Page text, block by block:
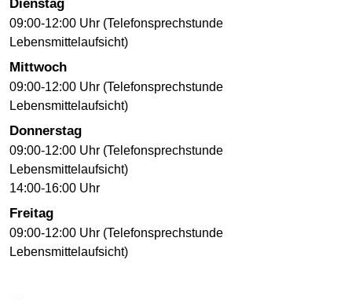
Dienstag
09:00-12:00 Uhr (Telefonsprechstunde
Lebensmittelaufsicht)
Mittwoch
09:00-12:00 Uhr (Telefonsprechstunde
Lebensmittelaufsicht)
Donnerstag
09:00-12:00 Uhr (Telefonsprechstunde
Lebensmittelaufsicht)
14:00-16:00 Uhr
Freitag
09:00-12:00 Uhr (Telefonsprechstunde
Lebensmittelaufsicht)